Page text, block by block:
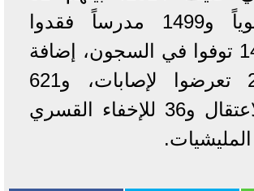
إدارياً تربوياً و1499 مدرساً فقدوا
حياتهم، و14 توفوا في السجون، إضافة
إلى 2642 تعرضوا لإصابات، و621
تعرضوا للاعتقال و36 للإخفاء القسري